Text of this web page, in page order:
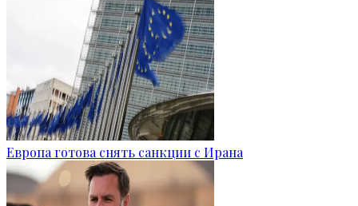
Европа готова снять санкции с Ирана